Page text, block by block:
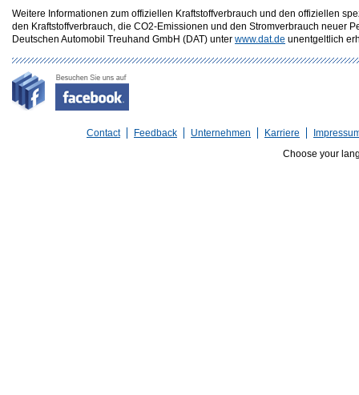
Weitere Informationen zum offiziellen Kraftstoffverbrauch und den offiziellen
den Kraftstoffverbrauch, die CO2-Emissionen und den Stromverbrauch neuer
Deutschen Automobil Treuhand GmbH (DAT) unter www.dat.de unentgeltlich
Contact Feedback Unternehmen Karriere
Choose your